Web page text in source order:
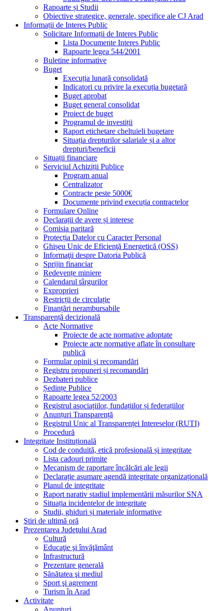
Rapoarte și Studii
Obiective strategice, generale, specifice ale CJ Arad
Informații de Interes Public
Solicitare Informații de Interes Public
Lista Documente Interes Public
Rapoarte legea 544/2001
Buletine informative
Buget
Execuția lunară consolidată
Indicatori cu privire la execuția bugetară
Buget aprobat
Buget general consolidat
Proiect de buget
Programul de investiții
Raport etichetare cheltuieli bugetare
Situația drepturilor salariale și a altor
drepturi/beneficii
Situații financiare
Serviciul Achiziții Publice
Program anual
Centralizator
Contracte peste 5000€
Documente privind execuția contractelor
Formulare Online
Declarații de avere și interese
Comisia paritară
Protecția Datelor cu Caracter Personal
Ghișeu Unic de Eficienţă Energetică (OSS)
Informaţii despre Datoria Publică
Sprijin financiar
Redevențe miniere
Calendarul târgurilor
Exproprieri
Restricții de circulație
Finanțări nerambursabile
Transparență decizională
Acte Normative
Proiecte de acte normative adoptate
Proiecte acte normative aflate în consultare
publică
Formular opinii și recomandări
Registru propuneri și recomandări
Dezbateri publice
Ședințe Publice
Rapoarte legea 52/2003
Registrul asociațiilor, fundațiilor și federațiilor
Anunțuri Transparență
Registrul Unic al Transparenței Intereselor (RUTI)
Procedură
Integritate Instituțională
Cod de conduită, etică profesională și integritate
Lista cadouri primite
Mecanism de raportare încălcări ale legii
Declarație asumare agendă integritate organizațională
Planul de integritate
Raport narativ stadiul implementării măsurilor SNA
Situația incidentelor de integritate
Studii, ghiduri și materiale informative
Ştiri de ultimă oră
Prezentarea Judeţului Arad
Cultură
Educaţie şi învăţământ
Infrastructură
Prezentare generală
Sănătatea şi mediul
Sport şi agrement
Turism în Arad
Activitate
Anunțuri